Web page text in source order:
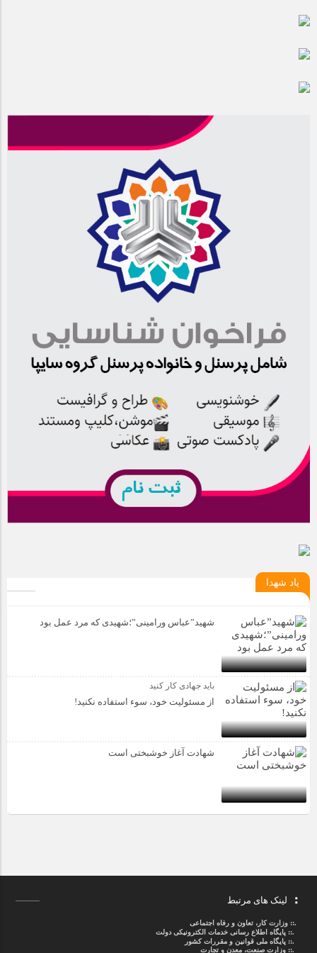
تیم شهدای مگاموتور در بزرگترین مسابقات گل کوچک جهان شرکت
یاد شهدا
شهید”عباس ورامینی”؛شهیدی که مرد عمل بود
باید جهادی کار کنید
از مسئولیت خود، سوء استفاده نکنید!
شهادت آغاز خوشبختی است
لینک های مرتبط
.::وزارت کار، تعاون و رفاه اجتماعی
.::پایگاه اطلاع رسانی خدمات الکترونیکی دولت
.::پایگاه ملی قوانین و مقررات کشور
.:: وزارت صنعت، معدن و تجارت